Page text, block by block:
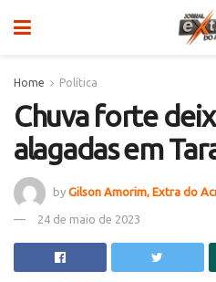
Home Política
Chuva forte
alagadas em
by Gilson Amorim, Extra do
24 de maio de 2023